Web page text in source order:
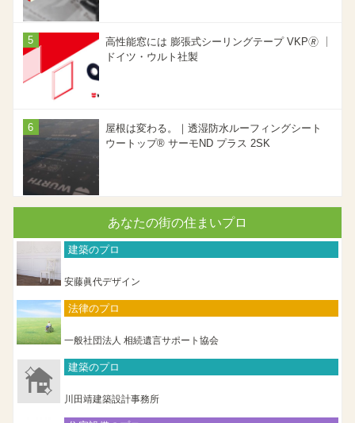
高性能窓には 膨張式シーリングテープ VKP🄬 ｜
ドイツ・ウルト社製
屋根は変わる。｜透湿防水ルーフィングシート
ウートップ® サーモND プラス 2SK
あなたの街の住まいプロ
建築のプロ
安藤眞代デザイン
法律のプロ
一般社団法人 相続遺言サポート協会
建築のプロ
川田靖建築設計事務所